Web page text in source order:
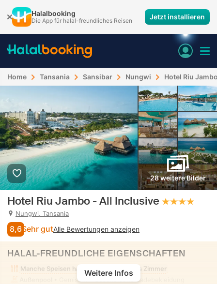
Halalbooking
Die App für halal-freundliches Reisen Jetzt installieren
Home Tansania Sansibar Nungwi Hotel Riu
28 weitere Bilder
Hotel Riu Jambo - All Inclusive
Nungwi, Tansania
8,6 Sehr gutAlle Bewertungen anzeigen
HALAL-FREUNDLICHE EIGENSCHAFTEN
Manche Speisen halal
Alkoholfreies Zimmer
• Gemischt • Bescheidene Badebekleidung
Weitere Infos